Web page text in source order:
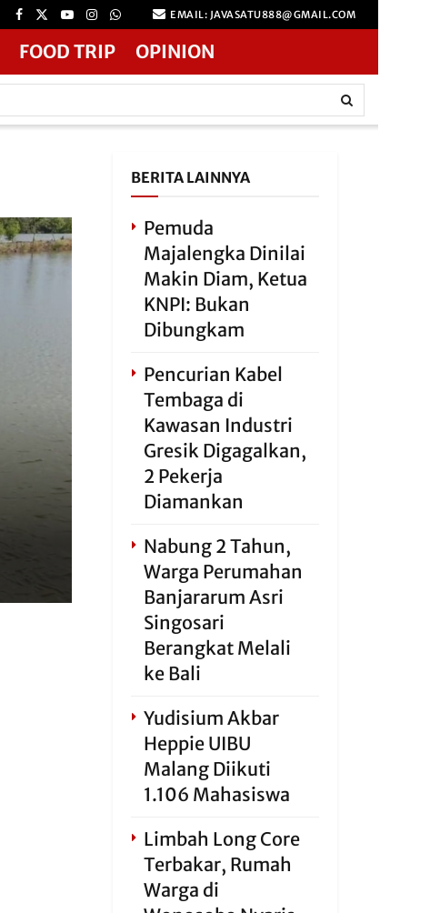
EMAIL: JAVASATU888@GMAIL.COM
FOOD TRIP OPINION
BERITA LAINNYA
Pemuda
Majalengka Dinilai
Makin Diam, Ketua
KNPI: Bukan
Dibungkam
Pencurian Kabel
Tembaga di
Kawasan Industri
Gresik Digagalkan,
2 Pekerja
Diamankan
Nabung 2 Tahun,
Warga Perumahan
Banjararum Asri
Singosari
Berangkat Melali
ke Bali
Yudisium Akbar
Heppie UIBU
Malang Diikuti
1.106 Mahasiswa
Limbah Long Core
Terbakar, Rumah
Warga di